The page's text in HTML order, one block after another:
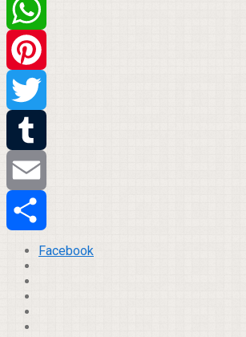
Facebook
WhatsApp
Pinterest
Twitter
Tumblr
Email
Compartilhar
Facebook